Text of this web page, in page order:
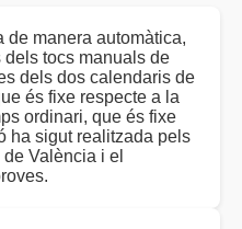
de manera automàtica,
tocs manuals de
dels dos calendaris de
és fixe respecte a la
ordinari, que és fixe
ha sigut realitzada pels
València i el